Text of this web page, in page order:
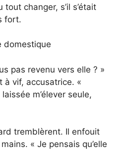
tout changer, s’il s’était
fort.
domestique
pas revenu vers elle ? »
à vif, accusatrice. «
m’élever seule,
tremblèrent. Il enfouit
« Je pensais qu’elle